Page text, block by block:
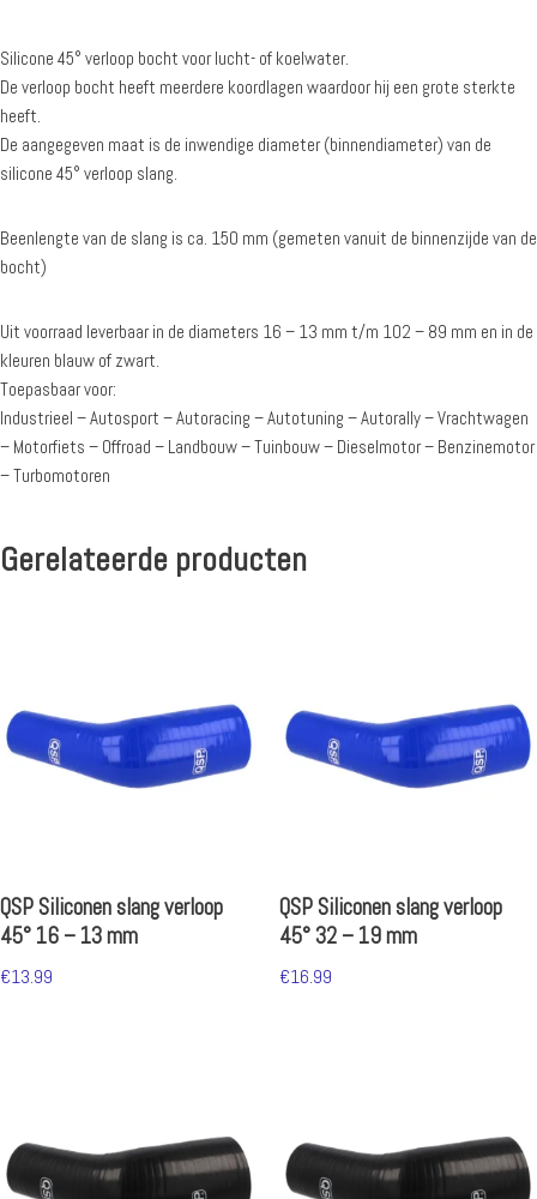
Silicone 45° verloop bocht voor lucht- of koelwater.
De verloop bocht heeft meerdere koordlagen waardoor hij een grote sterkte
heeft.
De aangegeven maat is de inwendige diameter (binnendiameter) van de
silicone 45° verloop slang.
Beenlengte van de slang is ca. 150 mm (gemeten vanuit de binnenzijde van de
bocht)
Uit voorraad leverbaar in de diameters 16 – 13 mm t/m 102 – 89 mm en in de
kleuren blauw of zwart.
Toepasbaar voor:
Industrieel – Autosport – Autoracing – Autotuning – Autorally – Vrachtwagen
– Motorfiets – Offroad – Landbouw – Tuinbouw – Dieselmotor – Benzinemotor
– Turbomotoren
Gerelateerde producten
QSP Siliconen slang verloop
45° 16 – 13 mm
€13.99
QSP Siliconen slang verloop
45° 32 – 19 mm
€16.99